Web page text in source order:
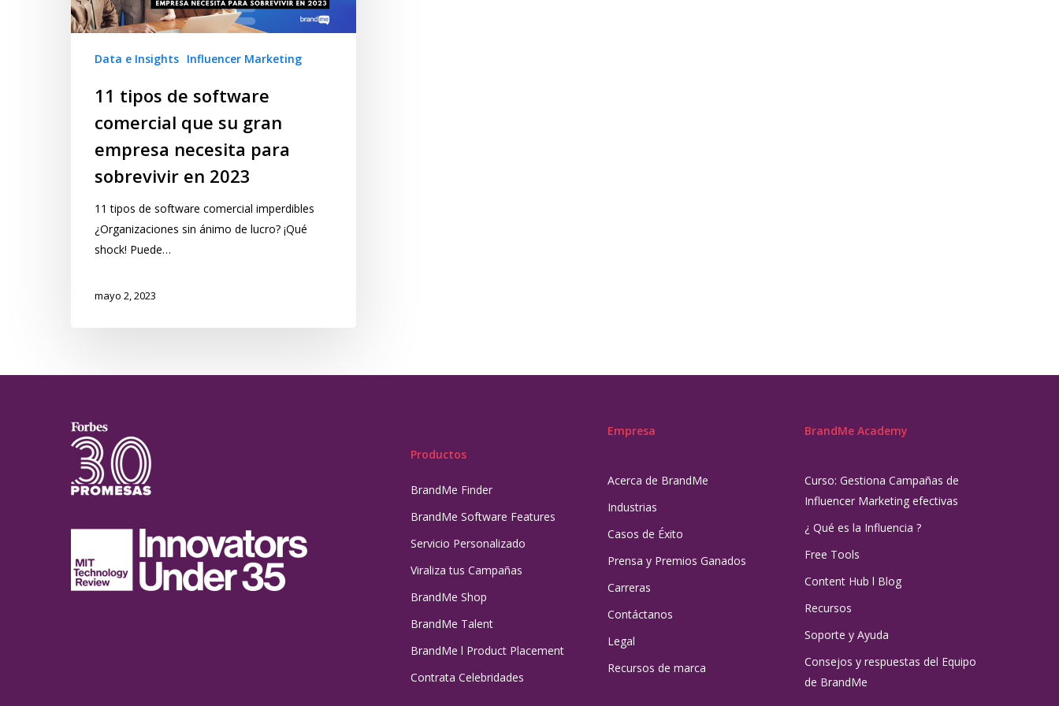
Data e Insights Influencer Marketing
11 tipos de software
comercial que su gran
empresa necesita para
sobrevivir en 2023
11 tipos de software comercial imperdibles
¿Organizaciones sin ánimo de lucro? ¡Qué
shock! Puede…
mayo 2, 2023
Productos
BrandMe Finder
BrandMe Software Features
Servicio Personalizado
Viraliza tus Campañas
BrandMe Shop
BrandMe Talent
BrandMe l Product Placement
Contrata Celebridades
Empresa
Acerca de BrandMe
Industrias
Casos de Éxito
Prensa y Premios Ganados
Carreras
Contáctanos
Legal
Recursos de marca
BrandMe Academy
Curso: Gestiona Campañas de
Influencer Marketing efectivas
¿ Qué es la Influencia ?
Free Tools
Content Hub l Blog
Recursos
Soporte y Ayuda
Consejos y respuestas del Equipo
de BrandMe